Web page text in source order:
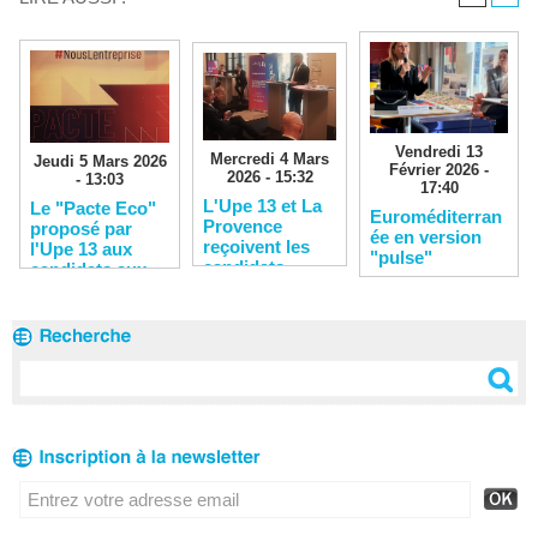
Jeudi 5 Mars 2026
- 13:03
Le "Pacte Eco"
proposé par
l'Upe 13 aux
candidats aux
Mercredi 4 Mars
2026 - 15:32
L'Upe 13 et La
Provence
reçoivent les
candidats
Vendredi 13
Février 2026 -
17:40
Euroméditerran
ée en version
"pulse"